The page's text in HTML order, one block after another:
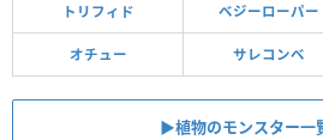
トリフィド ベジーローパー
オチュー サレコンベ
▶︎植物のモンスター一